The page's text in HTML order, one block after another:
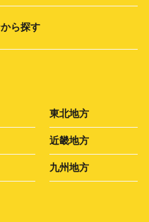
ら探す
東北地方
近畿地方
九州地方